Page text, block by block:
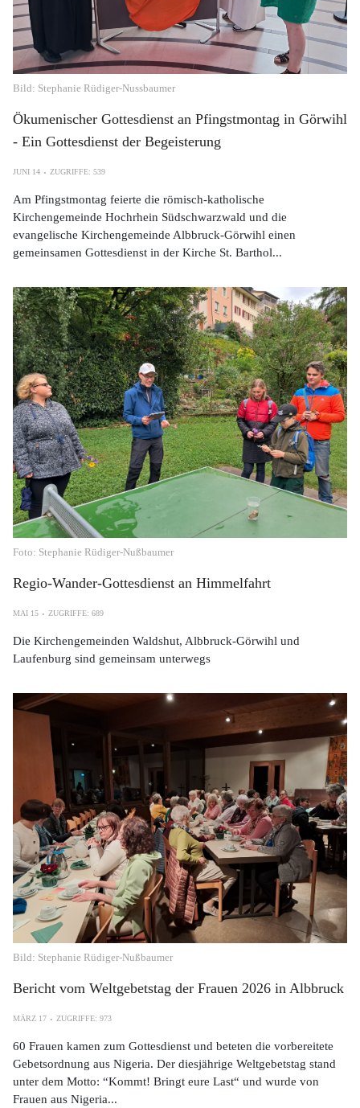
Bild: Stephanie Rüdiger-Nussbaumer
Ökumenischer Gottesdienst an Pfingstmontag in Görwihl
- Ein Gottesdienst der Begeisterung
JUNI 14 ZUGRIFFE: 539
Am Pfingstmontag feierte die römisch-katholische
Kirchengemeinde Hochrhein Südschwarzwald und die
evangelische Kirchengemeinde Albbruck-Görwihl einen
gemeinsamen Gottesdienst in der Kirche St. Barthol...
Foto: Stephanie Rüdiger-Nußbaumer
Regio-Wander-Gottesdienst an Himmelfahrt
MAI 15 ZUGRIFFE: 689
Die Kirchengemeinden Waldshut, Albbruck-Görwihl und
Laufenburg sind gemeinsam unterwegs
Bild: Stephanie Rüdiger-Nußbaumer
Bericht vom Weltgebetstag der Frauen 2026 in Albbruck
MÄRZ 17 ZUGRIFFE: 973
60 Frauen kamen zum Gottesdienst und beteten die vorbereitete
Gebetsordnung aus Nigeria. Der diesjährige Weltgebetstag stand
unter dem Motto: “Kommt! Bringt eure Last“ und wurde von
Frauen aus Nigeria...